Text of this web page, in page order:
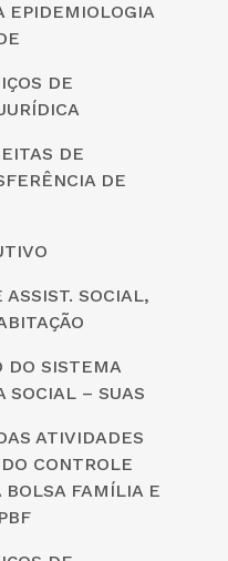
EPIDEMIOLOGIA
DE
DE
DE
ASSIST. SOCIAL,
DO SISTEMA
SOCIAL – SUAS
ATIVIDADES
CONTROLE
BOLSA FAMÍLIA E